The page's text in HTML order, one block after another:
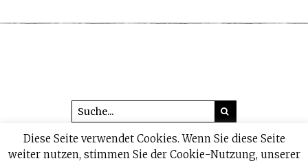
© 2026 headline1.de
Diese Seite verwendet Cookies. Wenn Sie diese Seite
weiter nutzen, stimmen Sie der Cookie-Nutzung, unserer